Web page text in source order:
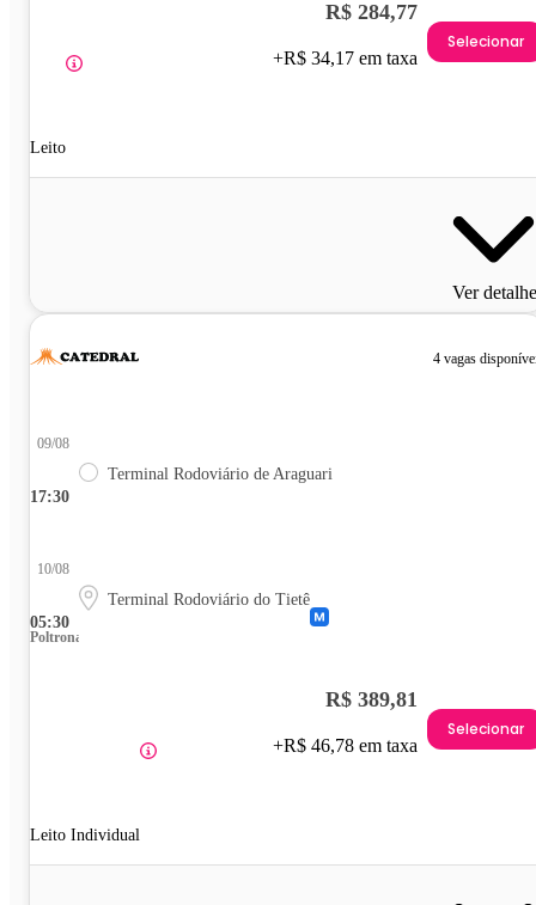
Leito
R$ 284,77
+R$ 34,17 em taxa
Selecionar
Ver
4 vagas
17:30
09/08
Terminal Rodoviário de Araguari
05:30
10/08
Terminal Rodoviário do Tietê
Poltrona
Leito Individual
R$ 389,81
+R$ 46,78 em taxa
Selecionar